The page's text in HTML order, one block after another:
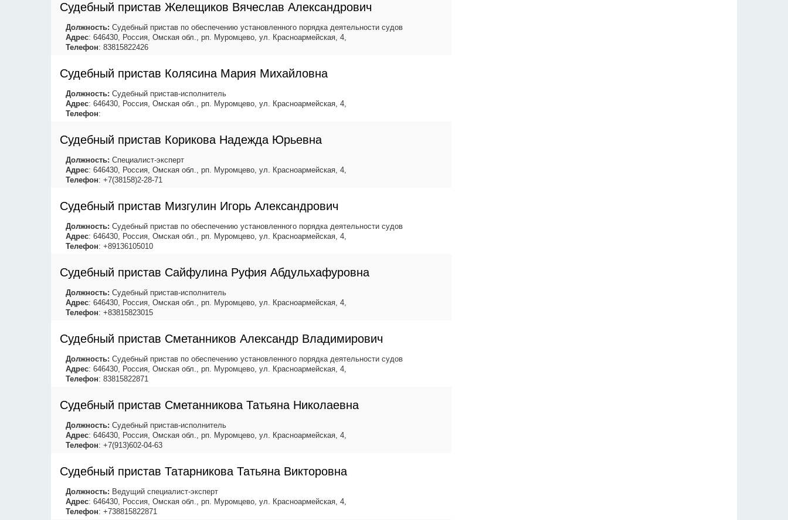
Судебный пристав Желещиков Вячеслав Александрович
Должность: Судебный пристав по обеспечению установленного порядка деятельности судов
Адрес: 646430, Россия, Омская обл., рп. Муромцево, ул. Красноармейская, 4,
Телефон: 83815822426
Судебный пристав Колясина Мария Михайловна
Должность: Судебный пристав-исполнитель
Адрес: 646430, Россия, Омская обл., рп. Муромцево, ул. Красноармейская, 4,
Телефон:
Судебный пристав Корикова Надежда Юрьевна
Должность: Специалист-эксперт
Адрес: 646430, Россия, Омская обл., рп. Муромцево, ул. Красноармейская, 4,
Телефон: +7(38158)2-28-71
Судебный пристав Мизгулин Игорь Александрович
Должность: Судебный пристав по обеспечению установленного порядка деятельности судов
Адрес: 646430, Россия, Омская обл., рп. Муромцево, ул. Красноармейская, 4,
Телефон: +89136105010
Судебный пристав Сайфулина Руфия Абдульхафуровна
Должность: Судебный пристав-исполнитель
Адрес: 646430, Россия, Омская обл., рп. Муромцево, ул. Красноармейская, 4,
Телефон: +83815823015
Судебный пристав Сметанников Александр Владимирович
Должность: Судебный пристав по обеспечению установленного порядка деятельности судов
Адрес: 646430, Россия, Омская обл., рп. Муромцево, ул. Красноармейская, 4,
Телефон: 83815822871
Судебный пристав Сметанникова Татьяна Николаевна
Должность: Судебный пристав-исполнитель
Адрес: 646430, Россия, Омская обл., рп. Муромцево, ул. Красноармейская, 4,
Телефон: +7(913)602-04-63
Судебный пристав Татарникова Татьяна Викторовна
Должность: Ведущий специалист-эксперт
Адрес: 646430, Россия, Омская обл., рп. Муромцево, ул. Красноармейская, 4,
Телефон: +738815822871